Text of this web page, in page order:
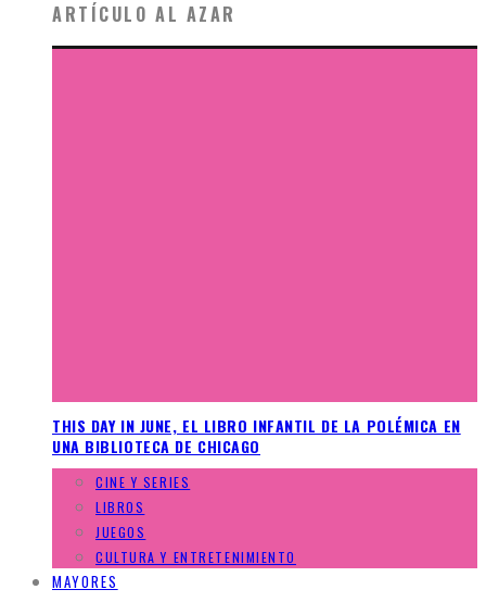
ARTÍCULO AL AZAR
THIS DAY IN JUNE, EL LIBRO INFANTIL DE LA POLÉMICA EN
UNA BIBLIOTECA DE CHICAGO
CINE Y SERIES
LIBROS
JUEGOS
CULTURA Y ENTRETENIMIENTO
MAYORES